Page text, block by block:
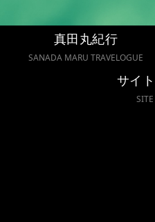
真田丸紀行
SANADA MARU TRAVELOGUE
サイ